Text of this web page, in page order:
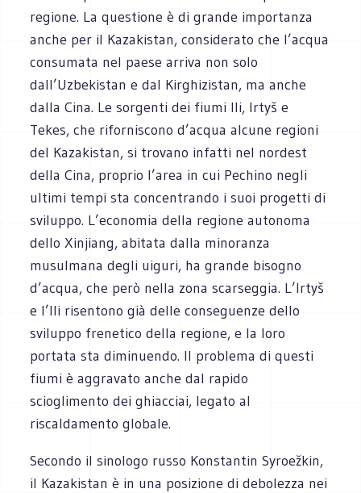
regione. La questione è di grande importanza
anche per il Kazakistan, considerato che l’acqua
consumata nel paese arriva non solo
dall’Uzbekistan e dal Kirghizistan, ma anche
dalla Cina. Le sorgenti dei fiumi Ili, Irtyš e
Tekes, che riforniscono d’acqua alcune regioni
del Kazakistan, si trovano infatti nel nordest
della Cina, proprio l’area in cui Pechino negli
ultimi tempi sta concentrando i suoi progetti di
sviluppo. L’economia della regione autonoma
dello Xinjiang, abitata dalla minoranza
musulmana degli uiguri, ha grande bisogno
d’acqua, che però nella zona scarseggia. L’Irtyš
e l’Ili risentono già delle conseguenze dello
sviluppo frenetico della regione, e la loro
portata sta diminuendo. Il problema di questi
fiumi è aggravato anche dal rapido
scioglimento dei ghiacciai, legato al
riscaldamento globale.
Secondo il sinologo russo Konstantin Syroežkin,
il Kazakistan è in una posizione di debolezza nei